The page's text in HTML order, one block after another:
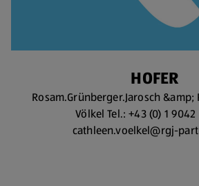
HOFER
Rosam.Grünberger.Jarosch
Völkel Tel.: +43 (0) 1 9042
cathleen.voelkel@rgj-